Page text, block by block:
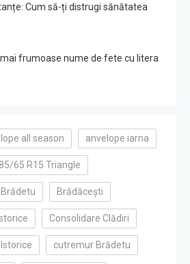
Cum să-ți distrugi sănătatea
frumoase nume de fete cu litera
all season anvelope iarna
65 R15 Triangle
Brădetu Brădăcești
Consolidare Clădiri
cutremur Brădetu